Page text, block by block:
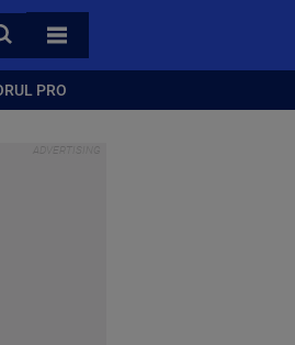
TOATE CATEGORIILE
PRO